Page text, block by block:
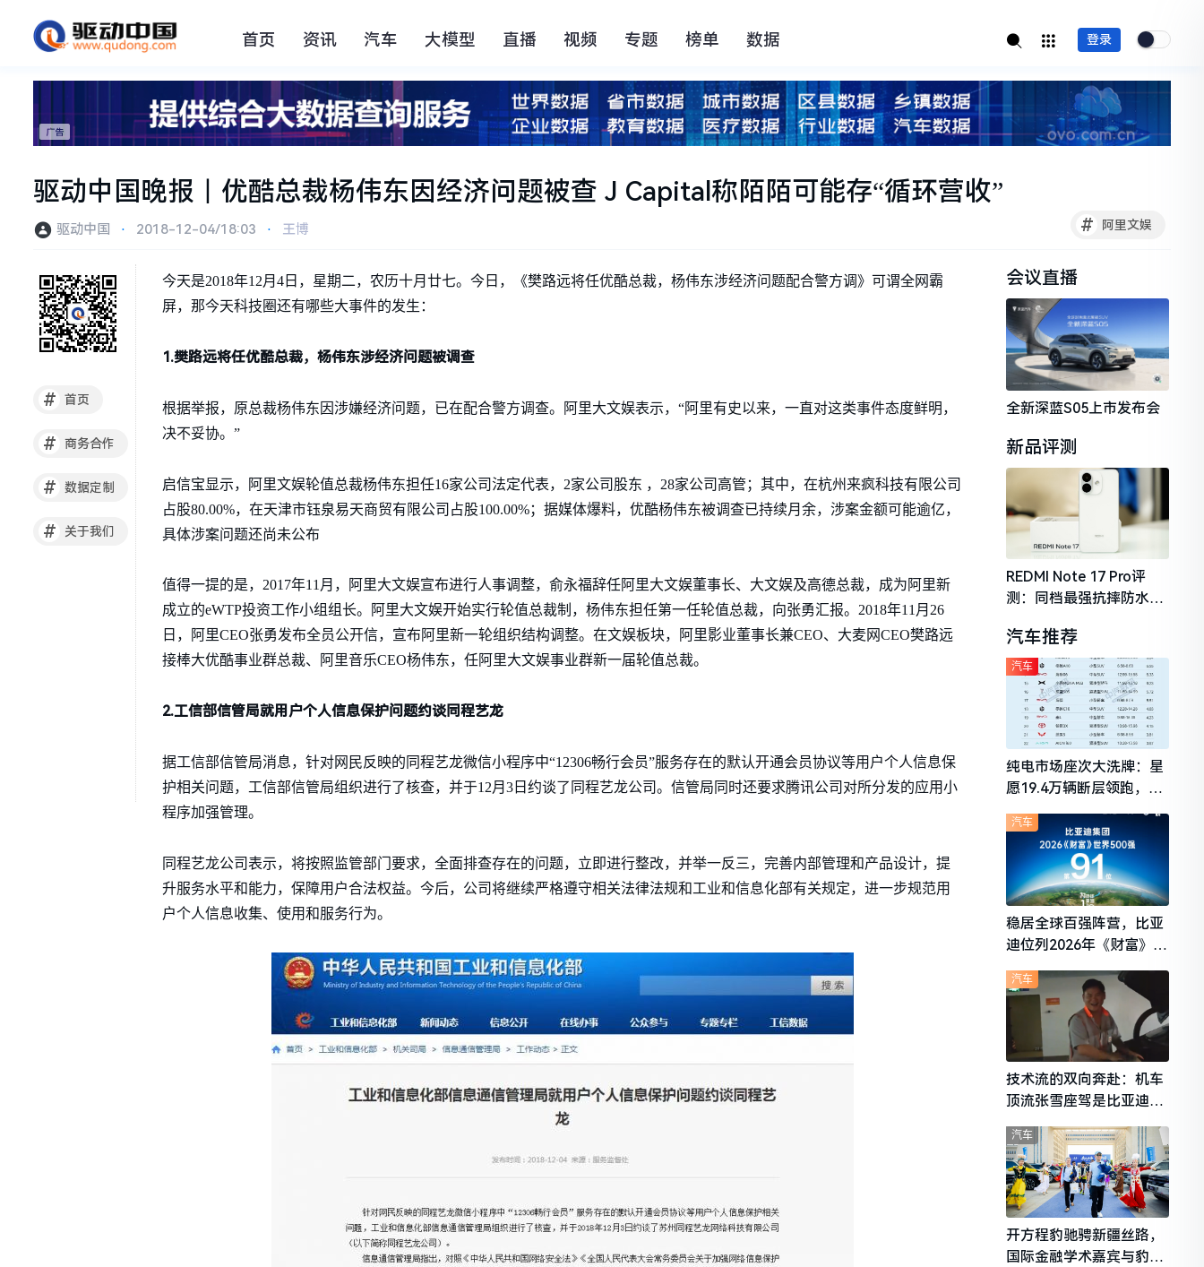
首页 资讯 汽车 大模型 直播 视频 专题 榜单 数据 登录
驱动中国晚报丨优酷总裁杨伟东因经济问题被查 J Capital称陌陌可能存“循环营收”
# 阿里文娱
驱动中国 ⋅ 2018-12-04/18:03 ⋅ 王博
# 首页
# 商务合作
# 数据定制
# 关于我们
今天是2018年12月4日，星期二，农历十月廿七。今日，《樊路远将任优酷总裁，杨伟东涉经济问题配合警方调》可谓全网霸
屏，那今天科技圈还有哪些大事件的发生：
1.樊路远将任优酷总裁，杨伟东涉经济问题被调查
根据举报，原总裁杨伟东因涉嫌经济问题，已在配合警方调查。阿里大文娱表示，“阿里有史以来，一直对这类事件态度鲜明，
决不妥协。”
启信宝显示，阿里文娱轮值总裁杨伟东担任16家公司法定代表，2家公司股东 ，28家公司高管；其中，在杭州来疯科技有限公司
占股80.00%，在天津市钰泉易天商贸有限公司占股100.00%；据媒体爆料，优酷杨伟东被调查已持续月余，涉案金额可能逾亿，
具体涉案问题还尚未公布
值得一提的是，2017年11月，阿里大文娱宣布进行人事调整，俞永福辞任阿里大文娱董事长、大文娱及高德总裁，成为阿里新
成立的eWTP投资工作小组组长。阿里大文娱开始实行轮值总裁制，杨伟东担任第一任轮值总裁，向张勇汇报。2018年11月26
日，阿里CEO张勇发布全员公开信，宣布阿里新一轮组织结构调整。在文娱板块，阿里影业董事长兼CEO、大麦网CEO樊路远
接棒大优酷事业群总裁、阿里音乐CEO杨伟东，任阿里大文娱事业群新一届轮值总裁。
2.工信部信管局就用户个人信息保护问题约谈同程艺龙
据工信部信管局消息，针对网民反映的同程艺龙微信小程序中“12306畅行会员”服务存在的默认开通会员协议等用户个人信息保
护相关问题，工信部信管局组织进行了核查，并于12月3日约谈了同程艺龙公司。信管局同时还要求腾讯公司对所分发的应用小
程序加强管理。
同程艺龙公司表示，将按照监管部门要求，全面排查存在的问题，立即进行整改，并举一反三，完善内部管理和产品设计，提
升服务水平和能力，保障用户合法权益。今后，公司将继续严格遵守相关法律法规和工业和信息化部有关规定，进一步规范用
户个人信息收集、使用和服务行为。
会议直播
全新深蓝S05上市发布会
新品评测
REDMI Note 17 Pro评
测：同档最强抗摔防水，
守门员
汽车推荐
纯电市场座次大洗牌：星
愿19.4万辆断层领跑，理
想i6成最强黑马
汽车
稳居全球百强阵营，比亚
迪位列2026年《财富》世
汽车
技术流的双向奔赴：机车
顶流张雪座驾是比亚迪秦
L
汽车
开方程豹驰骋新疆丝路，
国际金融学术嘉宾与豹友
汽车